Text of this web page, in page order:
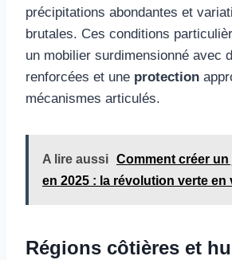
précipitations abondantes et
brutales. Ces conditions
un mobilier surdimensionné avec
renforcées et une protection
mécanismes articulés.
A lire aussi Comment créer
en 2025 : la révolution verte en
Régions côtières et